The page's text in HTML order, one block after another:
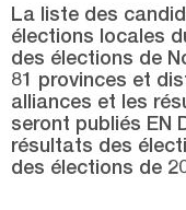
Erzurum
Eskişehir
Gaziantep
Giresun
Gümüşhane
La liste des
élections locales
des élections de
81 provinces et
alliances et les
seront publiés EN
résultats des
des élections de